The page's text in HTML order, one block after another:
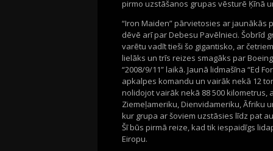
pirmo uzstāšanos grupas vēsturē Ķīnā
“Iron Maiden” pārvietosies ar jaunākās
dēvē arī par Debesu Pavēlnieci. Šobrīd
varētu vadīt tieši šo gigantisko, ar
lielāks un trīs reizes smagāks par
“2008/9/11” laikā. Jaunā lidmašīna “Ed
apkalpes komandu un vairāk nekā 12
nolidojot vairāk nekā 88 500 kilometrus,
Ziemeļameriku, Dienvidameriku, Āfriku
kur grupa ar šoviem uzstāsies līdz pat
Šī būs pirmā reize, kad tik iespaidīgs
Eiropu.